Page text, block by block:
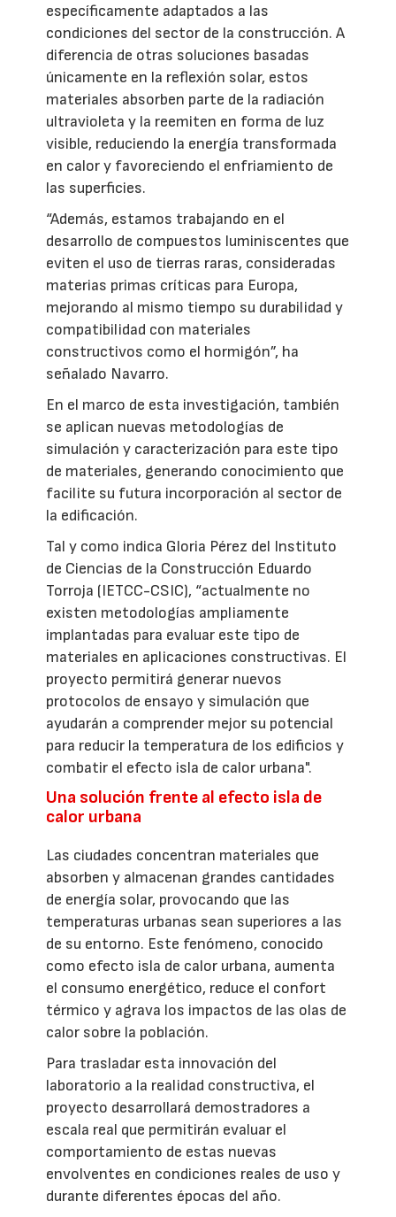
específicamente adaptados a las
condiciones del sector de la construcción. A
diferencia de otras soluciones basadas
únicamente en la reflexión solar, estos
materiales absorben parte de la radiación
ultravioleta y la reemiten en forma de luz
visible, reduciendo la energía transformada
en calor y favoreciendo el enfriamiento de
las superficies.
“Además, estamos trabajando en el
desarrollo de compuestos luminiscentes que
eviten el uso de tierras raras, consideradas
materias primas críticas para Europa,
mejorando al mismo tiempo su durabilidad y
compatibilidad con materiales
constructivos como el hormigón”, ha
señalado Navarro.
En el marco de esta investigación, también
se aplican nuevas metodologías de
simulación y caracterización para este tipo
de materiales, generando conocimiento que
facilite su futura incorporación al sector de
la edificación.
Tal y como indica Gloria Pérez del Instituto
de Ciencias de la Construcción Eduardo
Torroja (IETCC-CSIC), “actualmente no
existen metodologías ampliamente
implantadas para evaluar este tipo de
materiales en aplicaciones constructivas. El
proyecto permitirá generar nuevos
protocolos de ensayo y simulación que
ayudarán a comprender mejor su potencial
para reducir la temperatura de los edificios y
combatir el efecto isla de calor urbana".
Una solución frente al efecto isla de
calor urbana
Las ciudades concentran materiales que
absorben y almacenan grandes cantidades
de energía solar, provocando que las
temperaturas urbanas sean superiores a las
de su entorno. Este fenómeno, conocido
como efecto isla de calor urbana, aumenta
el consumo energético, reduce el confort
térmico y agrava los impactos de las olas de
calor sobre la población.
Para trasladar esta innovación del
laboratorio a la realidad constructiva, el
proyecto desarrollará demostradores a
escala real que permitirán evaluar el
comportamiento de estas nuevas
envolventes en condiciones reales de uso y
durante diferentes épocas del año.